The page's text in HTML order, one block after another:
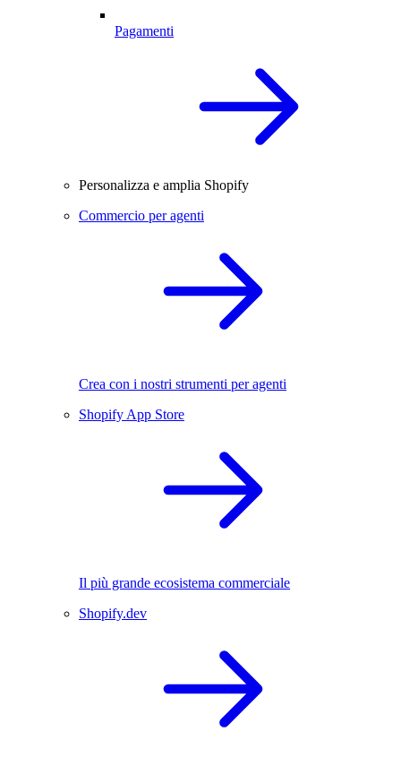
Pagamenti
Personalizza e amplia Shopify
Commercio per agenti
Crea con i nostri strumenti per agenti
Shopify App Store
Il più grande ecosistema commerciale
Shopify.dev